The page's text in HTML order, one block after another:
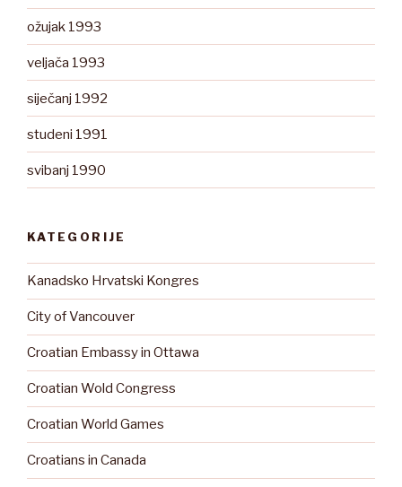
ožujak 1993
veljača 1993
siječanj 1992
studeni 1991
svibanj 1990
KATEGORIJE
Kanadsko Hrvatski Kongres
City of Vancouver
Croatian Embassy in Ottawa
Croatian Wold Congress
Croatian World Games
Croatians in Canada